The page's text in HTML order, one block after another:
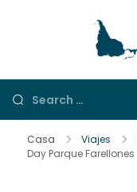
Casa Viajes
Day Parque Farellones